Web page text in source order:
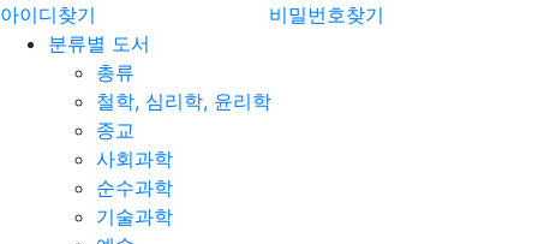
아이디찾기
비밀번호찾기
분류별 도서
총류
철학, 심리학, 윤리학
종교
사회과학
순수과학
기술과학